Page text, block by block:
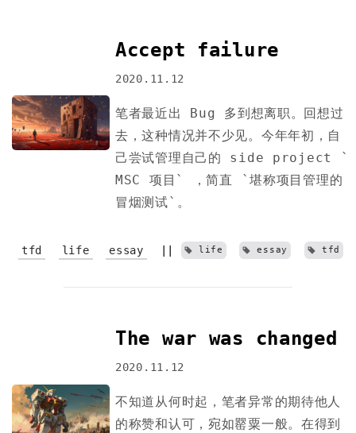
Accept failure
2020.11.12
笔者最近出 Bug 多到想离职。回想过
去，这种情况并不少见。今年年初，自
己尝试管理自己的 side project `
MSC 项目` ，简直 `堪称项目管理的
冒烟测试`。
tfd life essay life essay tfd
The war was changed
2020.11.12
不知道从何时起，笔者异常的期待他人
的称赞和认可，宛如罂粟一般。在得到